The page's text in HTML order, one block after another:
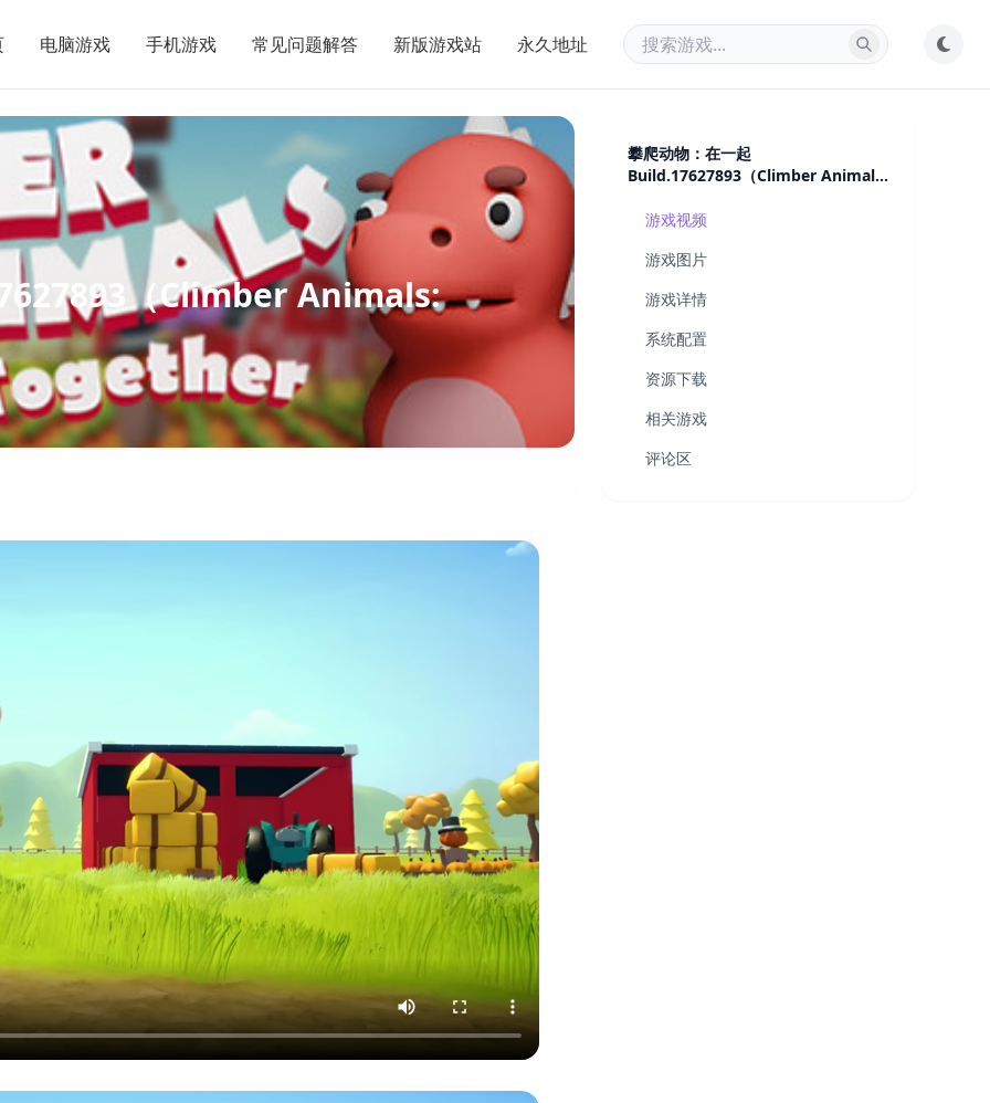
电脑游戏 手机游戏 常见问题解答 新版游戏站 永久地址
（Climber Animals:
攀爬动物：在一起
Build.17627893（Climber Animals:
游戏视频
游戏图片
游戏详情
系统配置
资源下载
相关游戏
评论区